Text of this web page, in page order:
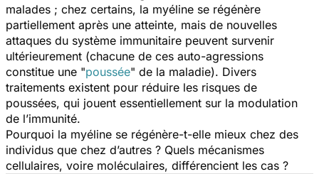
malades ; chez certains, la myéline se régénère
partiellement après une atteinte, mais de nouvelles
attaques du système immunitaire peuvent survenir
ultérieurement (chacune de ces auto-agressions
constitue une "poussée" de la maladie). Divers
traitements existent pour réduire les risques de
poussées, qui jouent essentiellement sur la modulation
de l’immunité.
Pourquoi la myéline se régénère-t-elle mieux chez des
individus que chez d’autres ? Quels mécanismes
cellulaires, voire moléculaires, différencient les cas ?